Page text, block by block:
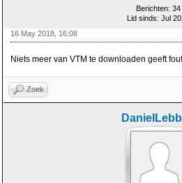
Berichten: 34
Lid sinds: Jul
16 May 2018, 16:08
Niets meer van VTM te downloaden geeft
Zoek